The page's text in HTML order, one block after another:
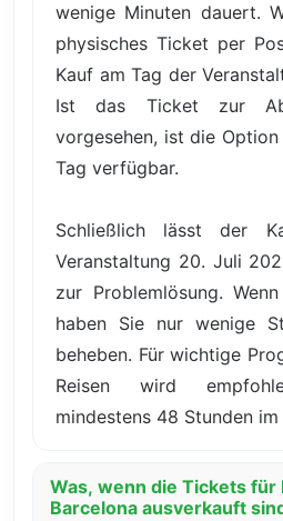
wenige Minuten dauert.
physisches Ticket per
Kauf am Tag der
Ist das Ticket zur
vorgesehen, ist die
Tag verfügbar.
Schließlich lässt der
Veranstaltung 20. Juli
zur Problemlösung.
haben Sie nur wenige
beheben. Für wichtige
Reisen wird
mindestens 48 Stunden
Was, wenn die Tickets für
Barcelona ausverkauft